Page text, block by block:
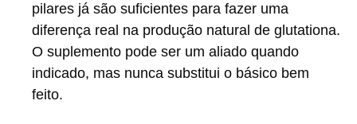
pilares já são suficientes para fazer uma
diferença real na produção natural de glutationa.
O suplemento pode ser um aliado quando
indicado, mas nunca substitui o básico bem
feito.